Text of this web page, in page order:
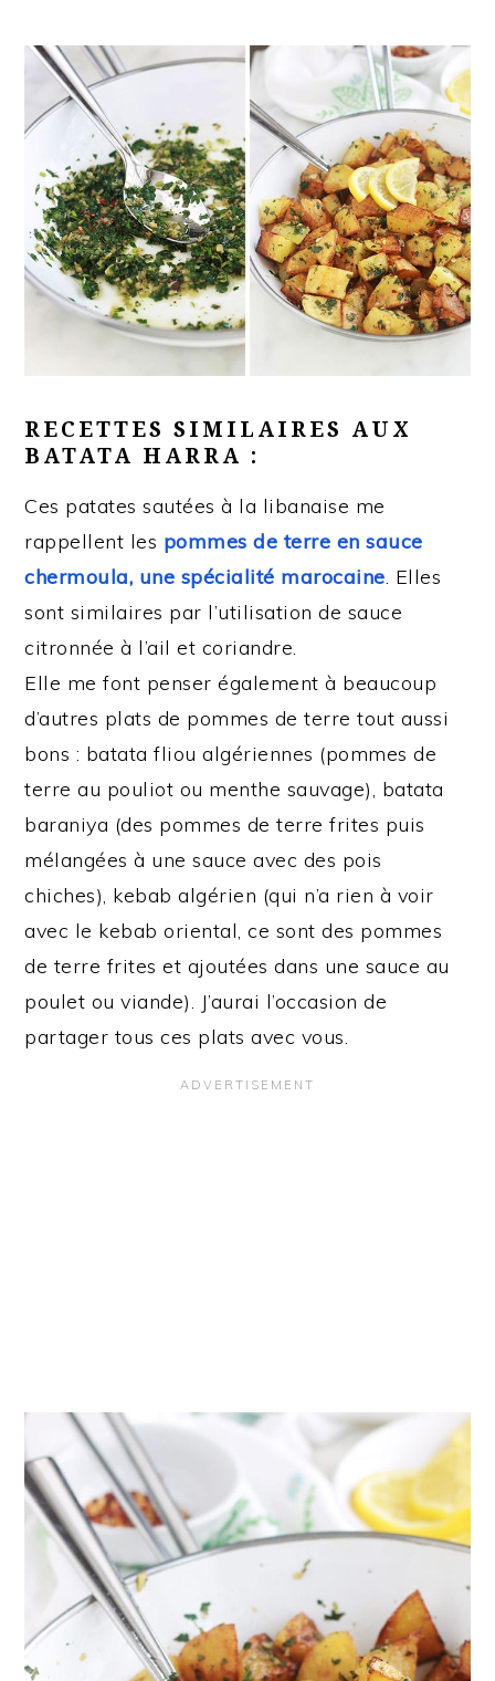
RECETTES SIMILAIRES AUX
BATATA HARRA :
Ces patates sautées à la libanaise me
rappellent les pommes de terre en sauce
chermoula, une spécialité marocaine. Elles
sont similaires par l’utilisation de sauce
citronnée à l’ail et coriandre.
Elle me font penser également à beaucoup
d’autres plats de pommes de terre tout aussi
bons : batata fliou algériennes (pommes de
terre au pouliot ou menthe sauvage), batata
baraniya (des pommes de terre frites puis
mélangées à une sauce avec des pois
chiches), kebab algérien (qui n’a rien à voir
avec le kebab oriental, ce sont des pommes
de terre frites et ajoutées dans une sauce au
poulet ou viande). J’aurai l’occasion de
partager tous ces plats avec vous.